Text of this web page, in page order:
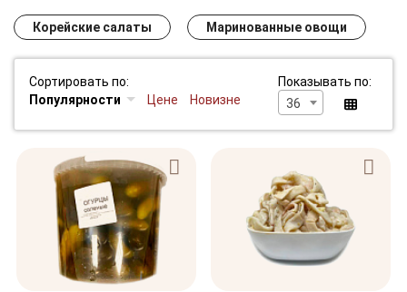
Корейские салаты Маринованные овощи
Сортировать по:
Популярности
Цене Новизне
Показывать по:
36